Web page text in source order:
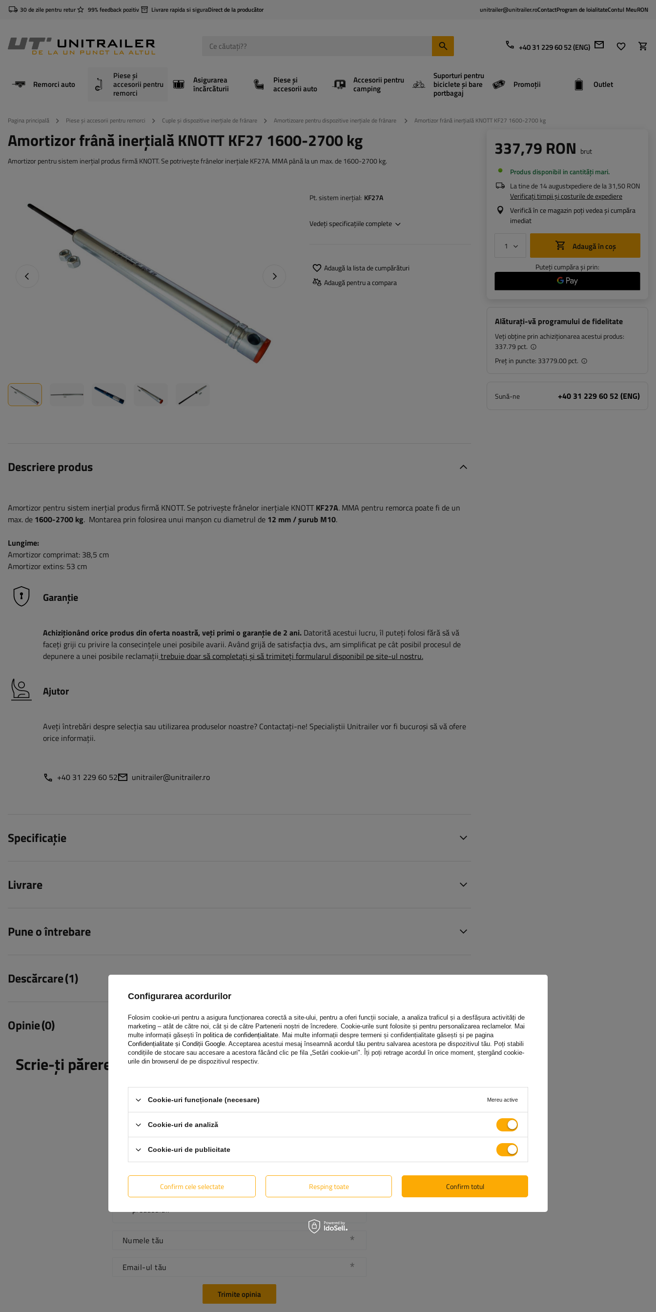
30 de zile pentru retur 99% feedback pozitiv Livrare rapida si siguraDirect de la producător unitrailer@unitrailer.roContactProgram de loialitateContul MeuRON
+40 31 229 60 52 (ENG)
Remorci auto
Piese și
accesorii pentru
remorci
Asigurarea
încărcăturii
Piese și
accesorii auto
Accesorii pentru
camping
Suporturi pentru
biciclete și bare
portbagaj
Promoții Outlet
Pagina principală Piese și accesorii pentru remorci Cuple și dispozitive inerțiale de frânare Amortizoare pentru dispozitive inerțiale de frânare Amortizor frână inerțială KNOTT KF27 1600-2700 kg
Amortizor frână inerțială KNOTT KF27 1600-2700 kg
Amortizor pentru sistem inerțial produs firmă KNOTT. Se potrivește frânelor inerțiale KF27A. MMA până la un max. de 1600-2700 kg.
Fotografia anterioară Următoarea fotografie
Pt. sistem inerțial KF27A
Vedeți specificațiile complete
Adaugă la lista de cumpărături
Adaugă pentru a compara
337,79 RON brut
Produs disponibil in cantități mari
La tine de14 augustxpediere de la31,50 RON
Verificați timpii și costurile de expediere
Verifică în ce magazin poți vedea și cumpăra
imediat
Adaugă în coș
Puteți cumpăra și prin:
Alăturați-vă programului de fidelitate
Veți obține prin achiziționarea acestui produs:
337.79 pct.
Preț in puncte: 33779.00 pct.
Sună-ne +40 31 229 60 52 (ENG)
Descriere produs
Amortizor pentru sistem inerțial produs firmă KNOTT. Se potrivește frânelor inerțiale KNOTTKF27A. MMA pentru remorca poate fi de un
max. de 1600-2700 kg. Montarea prin folosirea unui manșon cu diametrul de 12 mm / șurub M10.
Lungime:
Amortizor comprimat: 38,5 cm
Amortizor extins: 53 cm
Garanție
Achiziționând orice produs din oferta noastră, veți primi o garanție de 2 ani. Datorită acestui lucru, îl puteți folosi fără să vă
faceți griji cu privire la consecințele unei posibile avarii. Având grijă de satisfacția dvs., am simplificat pe cât posibil procesul de
depunere a unei posibile reclamații trebuie doar să completați și să trimiteți formularul disponibil pe site-ul nostru.
Ajutor
Aveți întrebări despre selecția sau utilizarea produselor noastre? Contactaţi-ne! Specialiștii Unitrailer vor fi bucuroși să vă ofere
orice informații.
+40 31 229 60 52 unitrailer@unitrailer.ro
Specificație
Livrare
Pune o întrebare
Descărcare(1)
Opinie(0)
Scrie-ți părerea
Opinia ta:
5/5
Conținutul părerii tale
Adăugă fotografia
produsului:
Numele tău
Email-ul tău
Trimite opinia
Configurarea acordurilor
Folosim cookie-uri pentru a asigura funcționarea corectă a site-ului, pentru a oferi funcții sociale, a analiza traficul și a desfășura activități de
marketing – atât de către noi, cât și de către Partenerii noștri de încredere. Cookie-urile sunt folosite și pentru personalizarea reclamelor. Mai
multe informații găsești în politica de confidențialitate. Mai multe informații despre termeni și confidențialitate găsești și pe pagina
Confidențialitate și Condiții Google. Acceptarea acestui mesaj înseamnă acordul tău pentru salvarea acestora pe dispozitivul tău. Poți stabili
condițiile de stocare sau accesare a acestora făcând clic pe fila „Setări cookie-uri". Îți poți retrage acordul în orice moment, ștergând cookie-
urile din browserul de pe dispozitivul respectiv.
Cookie-uri funcționale (necesare) Mereu active
Cookie-uri de analiză
Cookie-uri de publicitate
Confirm cele selectate Resping toate Confirm totul